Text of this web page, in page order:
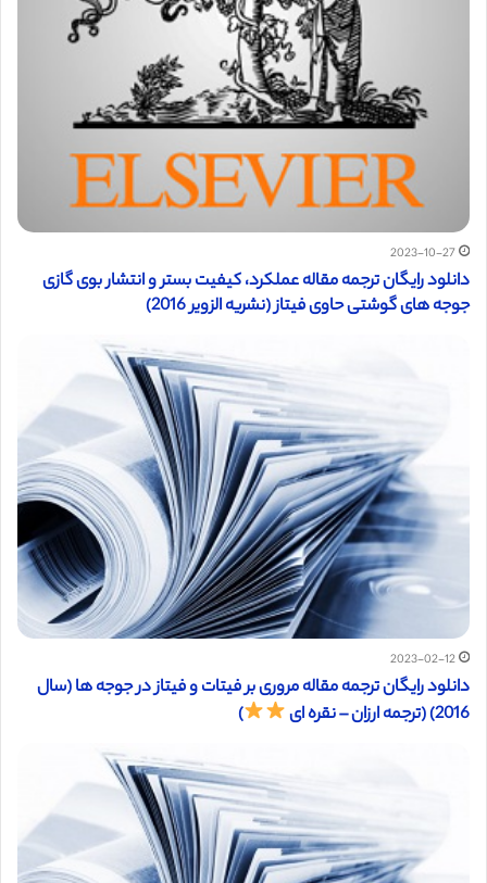
2023-10-27
دانلود رایگان ترجمه مقاله عملکرد، کیفیت بستر و انتشار بوی گازی
جوجه های گوشتی حاوی فیتاز (نشریه الزویر 2016)
2023-02-12
دانلود رایگان ترجمه مقاله مروری بر فیتات و فیتاز در جوجه ها (سال
2016) (ترجمه ارزان – نقره ای
)